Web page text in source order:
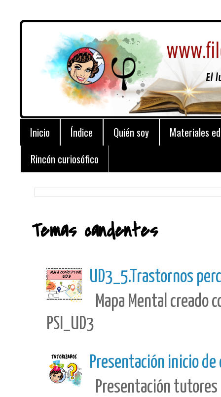
Inicio Índice Quién soy
Materiales
Rincón curiosófico
Temas candentes
UD3_5.Trastornos
Mapa Mental creado
PSI_UD3
Presentación inicio de
Presentación